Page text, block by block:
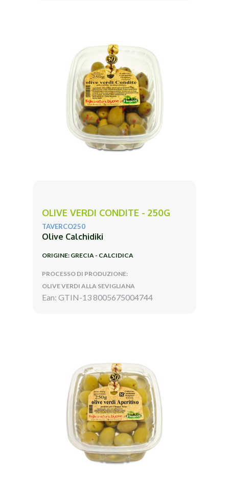
OLIVE VERDI CONDITE - 250G
TAVERCO250
Olive Calchidiki
ORIGINE: GRECIA - CALCIDICA
PROCESSO DI PRODUZIONE:
OLIVE VERDI ALLA SEVIGLIANA
Ean: GTIN-13 8005675004744